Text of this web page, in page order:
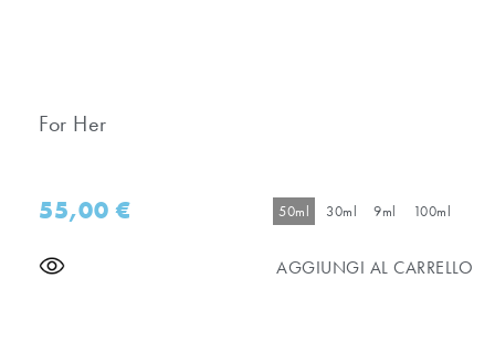
For Her
55,00€ 50ml 30ml 9ml 100ml
AGGIUNGI AL CARRELLO